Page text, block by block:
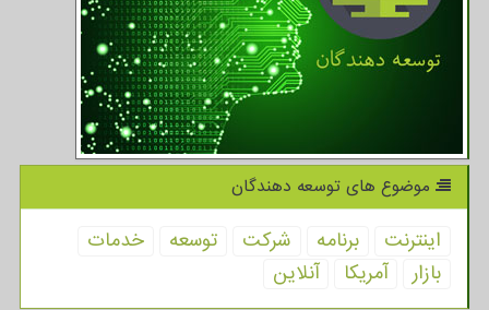
موضوع های توسعه دهندگان
اینترنت برنامه شركت توسعه
خدمات
بازار
آمریكا آنلاین